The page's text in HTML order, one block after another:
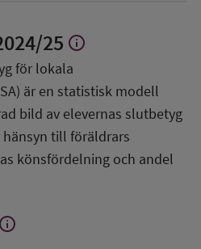
25 Visa
om
SALSA-
översikt
info
för lokala
är en statistisk modell
bild av elevernas slutbetyg
till föräldrars
könsfördelning och andel
Visa
info